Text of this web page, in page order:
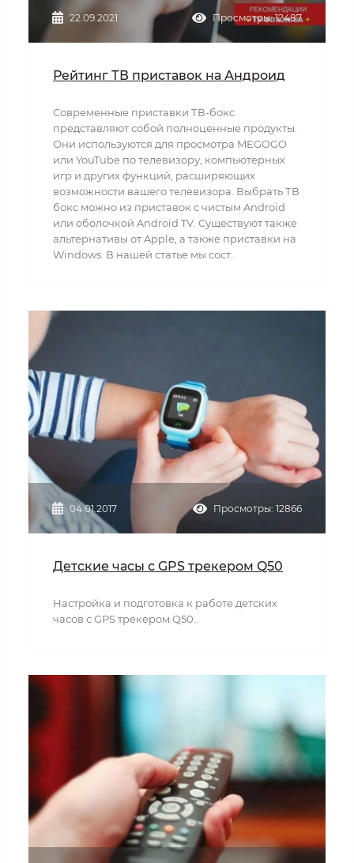
22.09.2021 Просмотры: 12487
Рейтинг ТВ приставок на Андроид
Современные приставки ТВ-бокс
представляют собой полноценные продукты.
Они используются для просмотра MEGOGO
или YouTube по телевизору, компьютерных
игр и других функций, расширяющих
возможности вашего телевизора. Выбрать ТВ
бокс можно из приставок с чистым Android
или оболочкой Android TV. Существуют также
альтернативы от Apple, а также приставки на
Windows. В нашей статье мы сост..
04.01.2017 Просмотры: 12866
Детские часы с GPS трекером Q50
Настройка и подготовка к работе детских
часов с GPS трекером Q50..